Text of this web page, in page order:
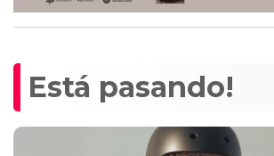
Está pasando!